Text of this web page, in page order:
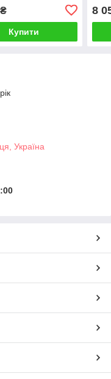
Купити
8
Україна